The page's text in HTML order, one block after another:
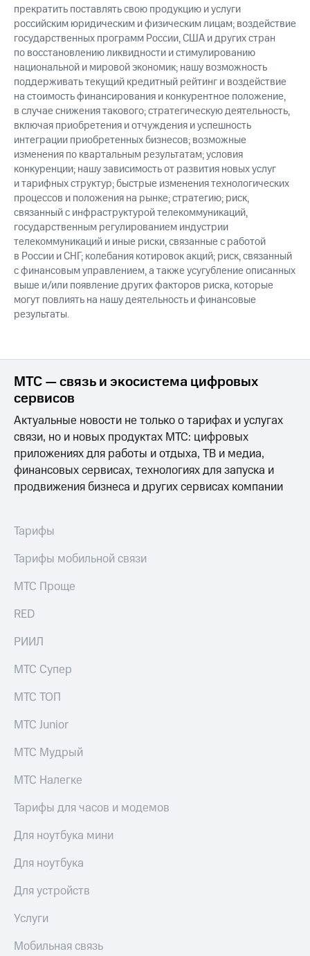
прекратить поставлять свою продукцию и услуги
российским юридическим и физическим лицам; воздействие
государственных программ России, США и других стран
по восстановлению ликвидности и стимулированию
национальной и мировой экономик; нашу возможность
поддерживать текущий кредитный рейтинг и воздействие
на стоимость финансирования и конкурентное положение,
в случае снижения такового; стратегическую деятельность,
включая приобретения и отчуждения и успешность
интеграции приобретенных бизнесов; возможные
изменения по квартальным результатам; условия
конкуренции; нашу зависимость от развития новых услуг
и тарифных структур; быстрые изменения технологических
процессов и положения на рынке; стратегию; риск,
связанный с инфраструктурой телекоммуникаций,
государственным регулированием индустрии
телекоммуникаций и иные риски, связанные с работой
в России и СНГ; колебания котировок акций; риск, связанный
с финансовым управлением, а также усугубление описанных
выше и/или появление других факторов риска, которые
могут повлиять на нашу деятельность и финансовые
результаты.
МТС — связь и экосистема цифровых
сервисов
Актуальные новости не только о тарифах и услугах
связи, но и новых продуктах МТС: цифровых
приложениях для работы и отдыха, ТВ и медиа,
финансовых сервисах, технологиях для запуска и
продвижения бизнеса и других сервисах компании
Тарифы
Тарифы мобильной связи
МТС Проще
RED
РИИЛ
МТС Супер
МТС ТОП
МТС Junior
МТС Мудрый
МТС Налегке
Тарифы для часов и модемов
Для ноутбука мини
Для ноутбука
Для устройств
Услуги
Мобильная связь